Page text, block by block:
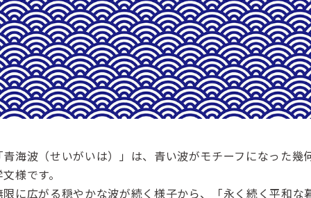
青海波（せいがいは）」は、青い波がモチーフになった幾
様です。
限に広がる穏やかな波が続く様子から、「永く続く平和な